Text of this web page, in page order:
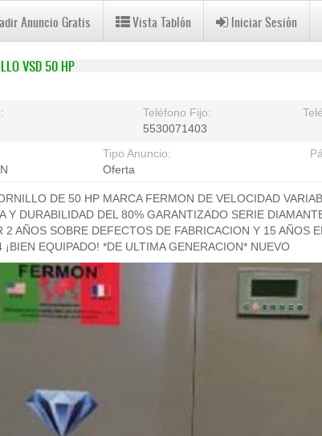
Anuncio Gratis Vista Tablón Iniciar Sesión
VSD 50 HP
Teléfono Fijo:
5530071403
Tipo Anuncio:
Oferta
DE 50 HP MARCA FERMON DE VELOCIDAD
Y DURABILIDAD DEL 80% GARANTIZADO SERIE
2 AÑOS SOBRE DEFECTOS DE FABRICACION Y 15 AÑOS
EQUIPADO! *DE ULTIMA GENERACION* NUEVO